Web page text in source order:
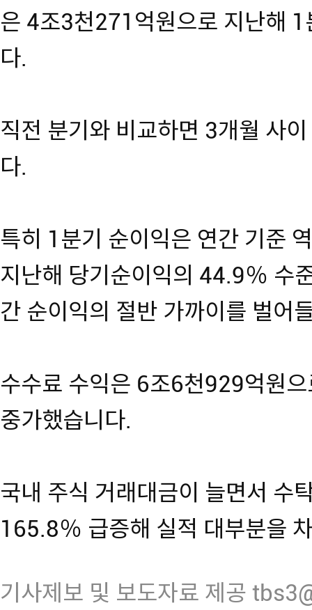
은 4조3천271억원으로 지난해
다.
직전 분기와 비교하면 3개월 사
다.
특히 1분기 순이익은 연간 기준
지난해 당기순이익의 44.9％ 수
간 순이익의 절반 가까이를 벌어
수수료 수익은 6조6천929억원
중가했습니다.
국내 주식 거래대금이 늘면서 수
165.8％ 급증해 실적 대부분을
기사제보 및 보도자료 제공